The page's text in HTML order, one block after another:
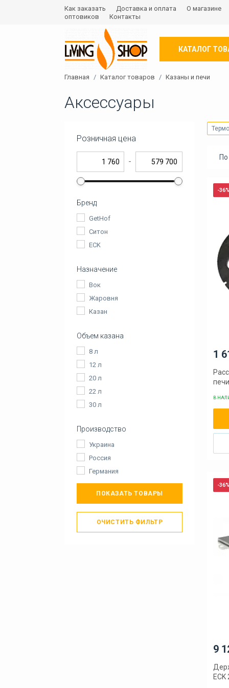
Как заказать Доставка и оплата О магазине
оптовиков
Контакты
КАТАЛОГ
Главная Каталог товаров Казаны и печи
Аксессуары
Розничная цена
-
Бренд
GetHof
Ситон
ECK
Назначение
Вок
Жаровня
Казан
Объем казана
8 л
12 л
20 л
22 л
30 л
Производство
Украина
Россия
Германия
ПОКАЗАТЬ ТОВАРЫ
ОЧИСТИТЬ ФИЛЬТР
1
печи
В
-36%
9
-36%